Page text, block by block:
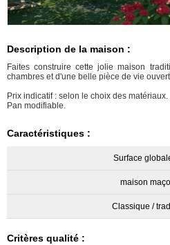
Description de la maison :
Faites construire cette jolie maison
chambres et d'une belle pièce de vie
Prix indicatif : selon le choix des matériaux.
Pan modifiable.
Caractéristiques :
Surface
maison
Classique /
Critères qualité :